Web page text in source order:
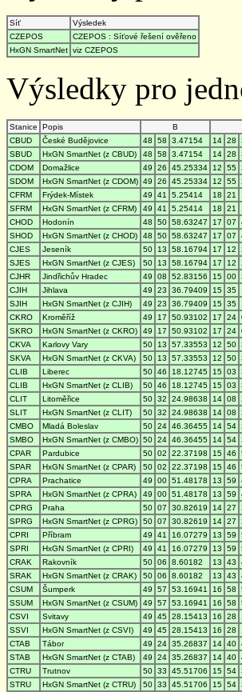
Síť
Výsledek
CZEPOS
CZEPOS : Síťové řešení ověřeno
HxGN SmartNet viz CZEPOS
Výsledky pro
Stanice Popis B
CBUD
České Budějovice 48 58 3.47154 14 28
SBUD
HxGN SmartNet (z CBUD) 48 58 3.47154 14 28
CDOM
Domažlice 49 26 45.25334 12 55
SDOM
HxGN SmartNet (z CDOM) 49 26 45.25334 12 55
CFRM
Frýdek-Místek 49 41 5.25414 18 21
SFRM
HxGN SmartNet (z CFRM) 49 41 5.25414 18 21
CHOD
Hodonín 48 50 58.63247 17 07
SHOD
HxGN SmartNet (z CHOD) 48 50 58.63247 17 07
CJES
Jeseník 50 13 58.16794 17 12
SJES
HxGN SmartNet (z CJES) 50 13 58.16794 17 12
CJHR
Jindřichův Hradec 49 08 52.83156 15 00
CJIH
Jihlava 49 23 36.79409 15 35
SJIH
HxGN SmartNet (z CJIH) 49 23 36.79409 15 35
CKRO
Kroměříž 49 17 50.93102 17 24
SKRO
HxGN SmartNet (z CKRO) 49 17 50.93102 17 24
CKVA
Karlovy Vary 50 13 57.33553 12 50
SKVA
HxGN SmartNet (z CKVA) 50 13 57.33553 12 50
CLIB
Liberec 50 46 18.12745 15 03
CLIB
HxGN SmartNet (z CLIB) 50 46 18.12745 15 03
CLIT
Litoměřice 50 32 24.98638 14 08
SLIT
HxGN SmartNet (z CLIT) 50 32 24.98638 14 08
CMBO
Mladá Boleslav 50 24 46.36455 14 54
SMBO
HxGN SmartNet (z CMBO) 50 24 46.36455 14 54
CPAR
Pardubice 50 02 22.37198 15 46
SPAR
HxGN SmartNet (z CPAR) 50 02 22.37198 15 46
CPRA
Prachatice 49 00 51.48178 13 59
SPRA
HxGN SmartNet (z CPRA) 49 00 51.48178 13 59
CPRG
Praha 50 07 30.82619 14 27
SPRG
HxGN SmartNet (z CPRG) 50 07 30.82619 14 27
CPRI
Příbram 49 41 16.07279 13 59
SPRI
HxGN SmartNet (z CPRI) 49 41 16.07279 13 59
CRAK
Rakovník 50 06 8.60182 13 43
SRAK
HxGN SmartNet (z CRAK) 50 06 8.60182 13 43
CSUM
Šumperk 49 57 53.16941 16 58
SSUM
HxGN SmartNet (z CSUM) 49 57 53.16941 16 58
CSVI
Svitavy 49 45 28.15413 16 28
SSVI
HxGN SmartNet (z CSVI) 49 45 28.15413 16 28
CTAB
Tábor 49 24 35.26837 14 40
STAB
HxGN SmartNet (z CTAB) 49 24 35.26837 14 40
CTRU
Trutnov 50 33 45.51706 15 54
STRU
HxGN SmartNet (z CTRU) 50 33 45.51706 15 54